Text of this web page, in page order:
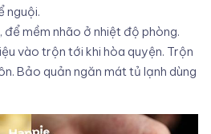
nguội.
mềm nhão ở nhiệt độ phòng.
vào trộn tới khi hòa quyện. Trộn
Bảo quản ngăn mát tủ lạnh dùng